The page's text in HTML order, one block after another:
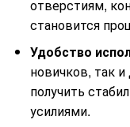
отверстиям,
становится
Удобство
новичков, так
получить
усилиями.